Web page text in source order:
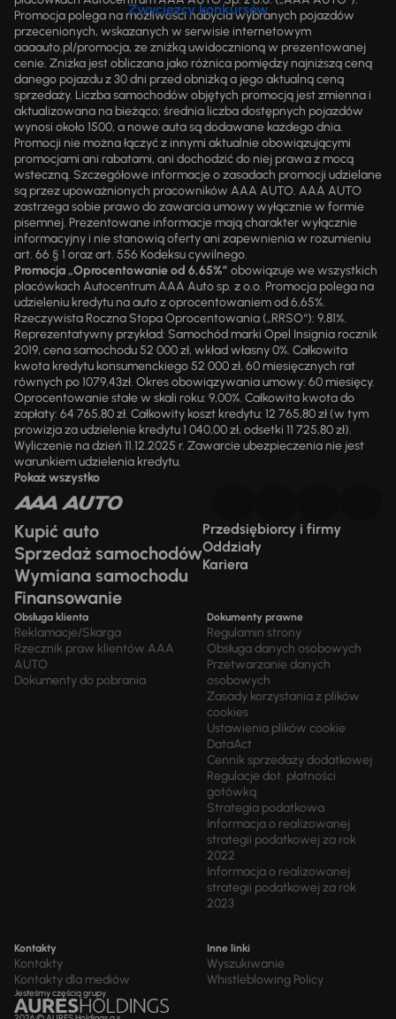
Zwycięzcy konkursów
Promocja polega na możliwości nabycia wybranych pojazdów
przecenionych, wskazanych w serwisie internetowym
aaaauto.pl/promocja, ze zniżką uwidocznioną w prezentowanej
cenie. Zniżka jest obliczana jako różnica pomiędzy najniższą ceną
danego pojazdu z 30 dni przed obniżką a jego aktualną ceną
sprzedaży. Liczba samochodów objętych promocją jest zmienna i
aktualizowana na bieżąco; średnia liczba dostępnych pojazdów
wynosi około 1500, a nowe auta są dodawane każdego dnia.
Promocji nie można łączyć z innymi aktualnie obowiązującymi
promocjami ani rabatami, ani dochodzić do niej prawa z mocą
wsteczną. Szczegółowe informacje o zasadach promocji udzielane
są przez upoważnionych pracowników AAA AUTO. AAA AUTO
zastrzega sobie prawo do zawarcia umowy wyłącznie w formie
pisemnej. Prezentowane informacje mają charakter wyłącznie
informacyjny i nie stanowią oferty ani zapewnienia w rozumieniu
art. 66 § 1 oraz art. 556 Kodeksu cywilnego.
Promocja „Oprocentowanie od 6,65%” obowiązuje we wszystkich
placówkach Autocentrum AAA Auto sp. z o.o. Promocja polega na
udzieleniu kredytu na auto z oprocentowaniem od 6,65%.
Rzeczywista Roczna Stopa Oprocentowania („RRSO“): 9,81%.
Reprezentatywny przykład: Samochód marki Opel Insignia rocznik
2019, cena samochodu 52 000 zł, wkład własny 0%. Całkowita
kwota kredytu konsumenckiego 52 000 zł, 60 miesięcznych rat
równych po 1079,43zł. Okres obowiązywania umowy: 60 miesięcy.
Oprocentowanie stałe w skali roku: 9,00%. Całkowita kwota do
zapłaty: 64 765,80 zł. Całkowity koszt kredytu: 12 765,80 zł (w tym
prowizja za udzielenie kredytu 1 040,00 zł, odsetki 11 725,80 zł).
Wyliczenie na dzień 11.12.2025 r. Zawarcie ubezpieczenia nie jest
warunkiem udzielenia kredytu.
Pokaż wszystko
Kupić auto
Sprzedaż samochodów
Wymiana samochodu
Finansowanie
Przedsiębiorcy i firmy
Oddziały
Kariera
Obsługa klienta
Reklamacje/Skarga
Rzecznik praw klientów AAA
AUTO
Dokumenty do pobrania
Dokumenty prawne
Regulamin strony
Obsługa danych osobowych
Przetwarzanie danych
osobowych
Zasady korzystania z plików
cookies
Ustawienia plików cookie
DataAct
Cennik sprzedaży dodatkowej
Regulacje dot. płatności
gotówką
Strategia podatkowa
Informacja o realizowanej
strategii podatkowej za rok
2022
Informacja o realizowanej
strategii podatkowej za rok
2023
Kontakty
Kontakty
Kontakty dla mediów
Inne linki
Wyszukiwanie
Whistleblowing Policy
Jesteśmy częścią grupy